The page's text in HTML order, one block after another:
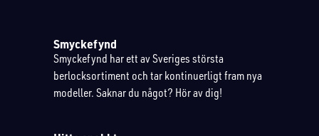
Smyckefynd
Smyckefynd har ett av Sveriges största
berlocksortiment och tar kontinuerligt fram nya
modeller. Saknar du något? Hör av dig!